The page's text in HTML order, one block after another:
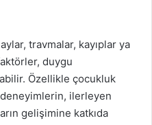
travmalar, kayıplar ya
duygu
Özellikle çocukluk
ilerleyen
gelişimine katkıda